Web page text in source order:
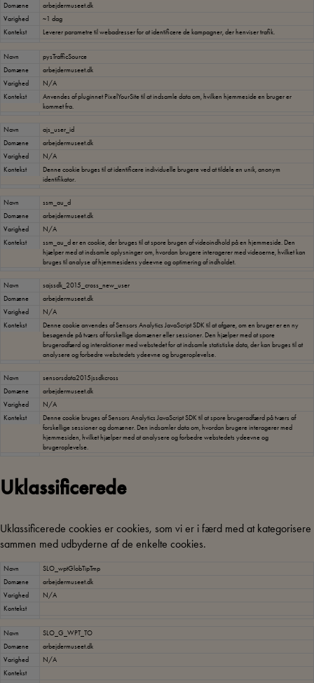
Uklassificerede
Uklassificerede cookies er cookies, som vi er i færd med at kategorisere
sammen med udbyderne af de enkelte cookies.
Navn
SLO_wptGlobTipTmp
Domæne
arbejdermuseet.dk
Varighed
N/A
Kontekst
Navn
SLO_G_WPT_TO
Domæne
arbejdermuseet.dk
Varighed
N/A
Kontekst
Domæne
arbejdermuseet.dk
Varighed
~1 dag
Kontekst
Leverer parametre til webadresser for at identificere de kampagner, der henviser trafik.
Navn
pysTrafficSource
Domæne
arbejdermuseet.dk
Varighed
N/A
Kontekst
Anvendes af pluginnet PixelYourSite til at indsamle data om, hvilken hjemmeside en bruger er
kommet fra.
Navn
ajs_user_id
Domæne
arbejdermuseet.dk
Varighed
N/A
Kontekst
Denne cookie bruges til at identificere individuelle brugere ved at tildele en unik, anonym
identifikator.
Navn
ssm_au_d
Domæne
arbejdermuseet.dk
Varighed
N/A
Kontekst
ssm_au_d er en cookie, der bruges til at spore brugen af videoindhold på en hjemmeside. Den
hjælper med at indsamle oplysninger om, hvordan brugere interagerer med videoerne, hvilket kan
bruges til analyse af hjemmesidens ydeevne og optimering af indholdet.
Navn
sajssdk_2015_cross_new_user
Domæne
arbejdermuseet.dk
Varighed
N/A
Kontekst
Denne cookie anvendes af Sensors Analytics JavaScript SDK til at afgøre, om en bruger er en ny
besøgende på tværs af forskellige domæner eller sessioner. Den hjælper med at spore
brugeradfærd og interaktioner med webstedet for at indsamle statistiske data, der kan bruges til at
analysere og forbedre webstedets ydeevne og brugeroplevelse.
Navn
sensorsdata2015jssdkcross
Domæne
arbejdermuseet.dk
Varighed
N/A
Kontekst
Denne cookie bruges af Sensors Analytics JavaScript SDK til at spore brugeradfærd på tværs af
forskellige sessioner og domæner. Den indsamler data om, hvordan brugere interagerer med
hjemmesiden, hvilket hjælper med at analysere og forbedre webstedets ydeevne og
brugeroplevelse.